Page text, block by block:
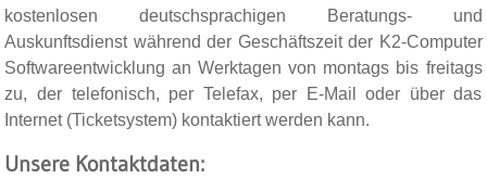
kostenlosen deutschsprachigen Beratungs- und
Auskunftsdienst während der Geschäftszeit der K2-Computer
Softwareentwicklung an Werktagen von montags bis freitags
zu, der telefonisch, per Telefax, per E-Mail oder über das
Internet (Ticketsystem) kontaktiert werden kann.
Unsere Kontaktdaten: